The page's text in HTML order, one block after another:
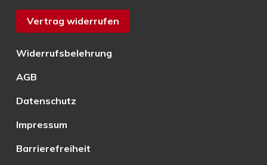
Vertrag widerrufen
Widerrufsbelehrung
AGB
Datenschutz
Impressum
Barrierefreiheit